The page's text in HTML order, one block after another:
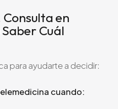
en
Cuál
para ayudarte a decidir:
cuando: